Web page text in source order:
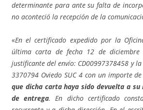
determinante para ante su falta de
no aconteció la recepción de la
«En el certificado expedido por la
última carta de fecha 12 de diciembre
justificante del envío: CD00997378458 y
3370794 Oviedo SUC 4 con un importe
que dicha carta haya sido devuelta a
de entrega. En dicho certificado